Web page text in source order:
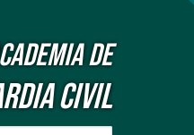
DE
CIVIL